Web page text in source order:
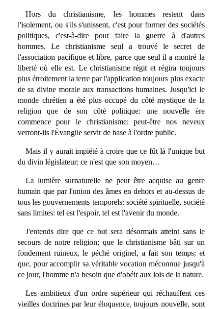
Hors du christianisme, les hommes restent dans
l'isolement, ou s'ils s'unissent, c'est pour former des sociétés
politiques, c'est-à-dire pour faire la guerre à d'autres
hommes. Le christianisme seul a trouvé le secret de
l'association pacifique et libre, parce que seul il a montré la
liberté où elle est. Le christianisme régit et régira toujours
plus étroitement la terre par l'application toujours plus exacte
de sa divine morale aux transactions humaines. Jusqu'ici le
monde chrétien a été plus occupé du côté mystique de la
religion que de son côté politique: une nouvelle ère
commence pour le christianisme; peut-être nos neveux
verront-ils l'Évangile servir de hase à l'ordre public.
Mais il y aurait impiété à croire que ce fût là l'unique but
du divin législateur; ce n'est que son moyen…
La lumière surnaturelle ne peut être acquise au genre
humain que par l'union des âmes en dehors et au-dessus de
tous les gouvernements temporels: société spirituelle, société
sans limites: tel est l'espoir, tel est l'avenir du monde.
J'entends dire que ce but sera désormais atteint sans le
secours de notre religion; que le christianisme bâti sur un
fondement ruineux, le péché originel, a fait son temps; et
que, pour accomplir sa véritable vocation méconnue jusqu'à
ce jour, l'homme n'a besoin que d'obéir aux lois de la nature.
Les ambitieux d'un ordre supérieur qui réchauffent ces
vieilles doctrines par leur éloquence, toujours nouvelle, sont